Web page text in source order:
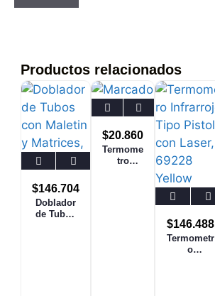
Productos relacionados
Doblador
de Tubos
$146.704
Termome
tro
$20.860
Termometr
o
$146.488